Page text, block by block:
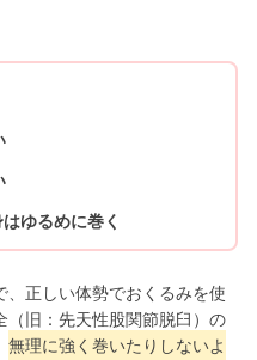
ゆるめに巻く
正しい体勢でおくるみを使
（旧：先天性股関節脱臼）の
無理に強く巻いたりしないよ